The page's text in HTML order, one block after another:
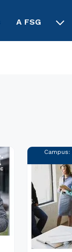
A FSG
Campus: